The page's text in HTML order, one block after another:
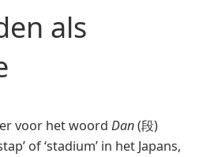
als
voor het woord Dan(段)
of ‘stadium’ in het Japans,